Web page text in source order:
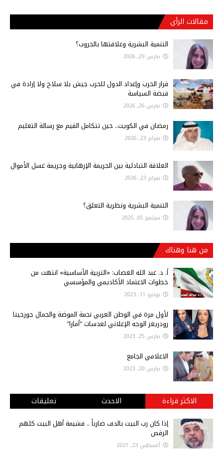
مقالات الرأي
التنمية البشرية وعلاقتها بالحروب؟
مارس 29, 2026
قرار الحرب وإعداد الدول للحرب جيش بلا سلاح ولا إرادة في
قبضة السياسة
مارس 26, 2026
رمضان في الكويت.. حين تتكامل القيم مع رسالة التعليم
فبراير 23, 2026
العلاقة التبادلية بين الجريمة الإرهابية وجريمة غسل الأموال
فبراير 23, 2026
التنمية البشرية ونظرية التعلق؟
سبتمبر 05, 2025
من هنا وهناك
أ‌. د. عبد الله الغصاب: «التربية الأساسية» انتهت من
خطوات الاعتماد الأكاديمي والمؤسسي
يونيو 11, 2023
لأول مرة في الوطن العربي نجمة الموضة والجمال جورجينا
رودريغز الوجه الإعلاني لعدسات "أمارا"
مارس 25, 2023
الاعلامي الجامع
مارس 20, 2023
الاكثر قراءة الاحدث تعليقات
إذا كان رب البيت بالدف ضارباً .. فشيمة أهل البيت كلهم
الرقص
أغسطس 23, 2021